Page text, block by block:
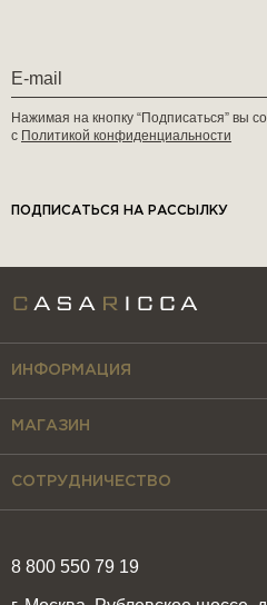
Нажимая на кнопку “Подписаться” вы
с Политикой конфиденциальности
ПОДПИСАТЬСЯ НА РАССЫЛКУ
8 800 550 79 19
ИНФОРМАЦИЯ
МАГАЗИН
СОТРУДНИЧЕСТВО